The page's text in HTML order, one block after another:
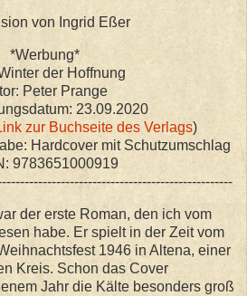
von Ingrid Eßer
*Werbung*
der Hoffnung
Peter Prange
23.09.2020
zur Buchseite des Verlags)
Hardcover mit Schutzumschlag
9783651000919
der erste Roman, den ich vom
habe. Er spielt in der Zeit vom
1946 in Altena, einer
Kreis. Schon das Cover
Jahr die Kälte besonders groß